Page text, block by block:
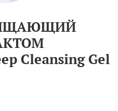
Cleansing Gel